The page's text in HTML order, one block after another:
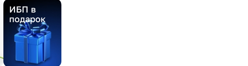
ИБП в
подарок